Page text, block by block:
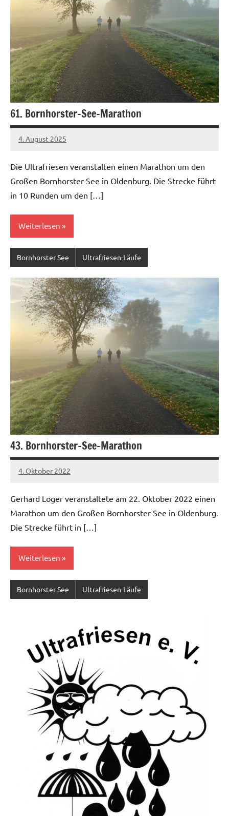
61. Bornhorster-See-Marathon
4. August 2025
Gerhard
Keine
Die Ultrafriesen veranstalten einen Marathon um den
Großen Bornhorster See in Oldenburg. Die Strecke führt
in 10 Runden um den […]
Weiterlesen
Bornhorster See Ultrafriesen-Läufe
43. Bornhorster-See-Marathon
4. Oktober 2022
Gerhard
Keine
Gerhard Loger veranstaltete am 22. Oktober 2022 einen
Marathon um den Großen Bornhorster See in Oldenburg.
Die Strecke führt in […]
Weiterlesen
Bornhorster See Ultrafriesen-Läufe